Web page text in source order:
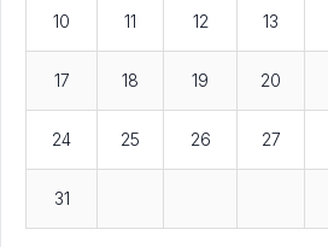
10 11 12 13
17 18 19 20
24 25 26 27
31